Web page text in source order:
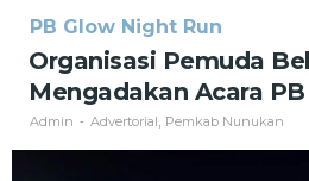
PB
Glow
Night
PB Glow Night Run
Organisasi Pemuda
Mengadakan Acara
Admin - Advertorial Pemkab Nunukan